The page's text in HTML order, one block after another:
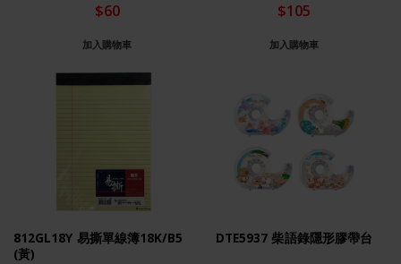
$60
加入購物車
$105
加入購物車
812GL18Y 易撕單線簿18K/B5
(黃)
DTE5937 柴語錄隱形膠帶台